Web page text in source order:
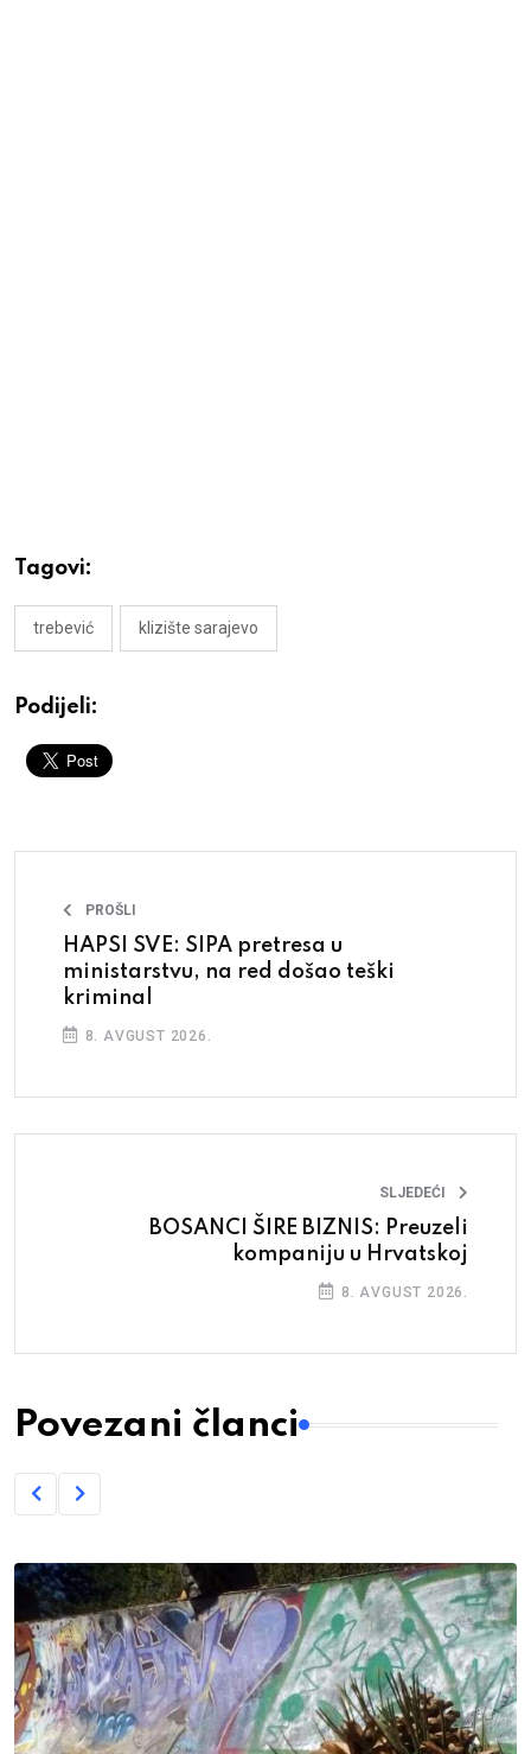
Tagovi:
trebević klizište sarajevo
Podijeli:
PROŠLI
HAPSI SVE: SIPA pretresa u
ministarstvu, na red došao teški
kriminal
8. AVGUST 2026.
SLJEDEĆI
BOSANCI ŠIRE BIZNIS: Preuzeli
kompaniju u Hrvatskoj
8. AVGUST 2026.
Povezani članci